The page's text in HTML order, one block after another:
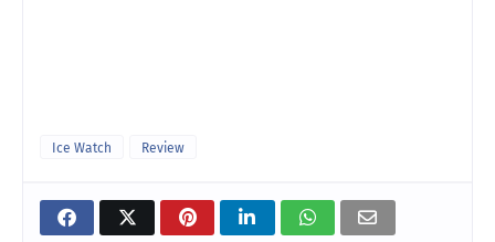
Ice Watch Review